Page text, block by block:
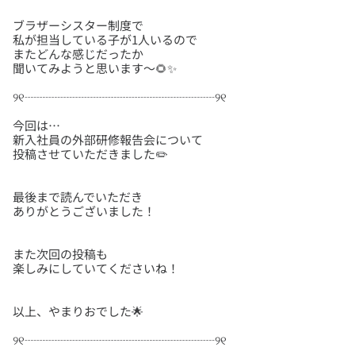
ブラザーシスター制度で
私が担当している子が1人いるので
またどんな感じだったか
今回は…
新入社員の外部研修報告会について
最後まで読んでいただき
また次回の投稿も